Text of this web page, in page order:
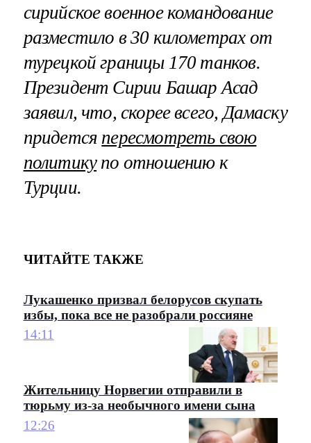
сирийское военное командование
разместило в 30 километрах от
турецкой границы 170 танков.
Президент Сирии Башар Асад
заявил, что, скорее всего, Дамаску
придется пересмотреть свою
политикупо отношению к
Турции.
ЧИТАЙТЕ ТАКЖЕ
Лукашенко призвал белорусов скупать
избы, пока все не разобрали россияне
14:11
Жительницу Норвегии отправили в
тюрьму из-за необычного имени сына
12:26